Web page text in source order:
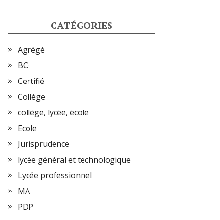
CATÉGORIES
Agrégé
BO
Certifié
Collège
collège, lycée, école
Ecole
Jurisprudence
lycée général et technologique
Lycée professionnel
MA
PDP